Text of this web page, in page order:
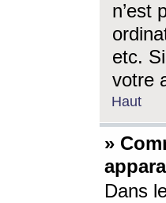
n’est
etc.
votre
Haut
»
Dans